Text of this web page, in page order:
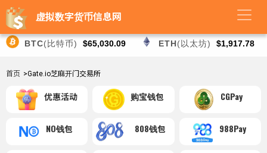
虚拟数字货币信息网
BTC(比特币) $65,030.09 ETH(以太坊) $1,917.78
首页 >Gate.io芝麻开门交易所
优惠活动 购宝钱包 CGPay
NO钱包 808钱包 988Pay